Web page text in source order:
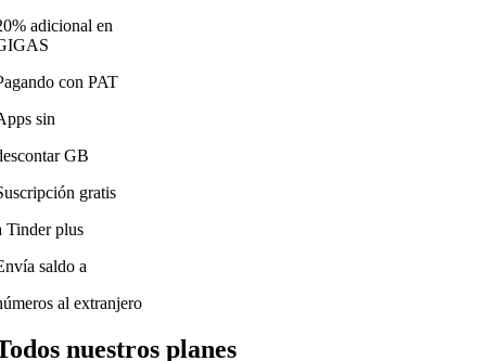
adicional en
con PAT
sin
GB
gratis
Tinder plus
saldo a
al extranjero
nuestros planes